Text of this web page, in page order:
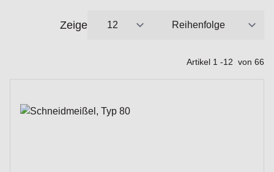
Artikel 1 -12 von 66
Zeige
pro Seite Sortieren nach